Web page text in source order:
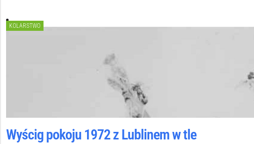
KOLARSTWO
Wyścig pokoju 1972 z Lublinem w tle